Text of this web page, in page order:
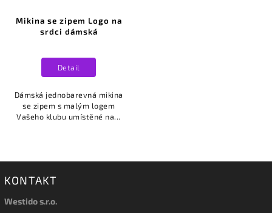
Mikina se zipem Logo na
srdci dámská
Detail
Dámská jednobarevná mikina
se zipem s malým logem
Vašeho klubu umístěné na...
KONTAKT
Westido s.r.o.